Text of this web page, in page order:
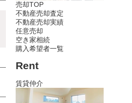
売却TOP
不動産売却査定
不動産売却実績
任意売却
空き家相続
購入希望者一覧
Rent
賃貸仲介